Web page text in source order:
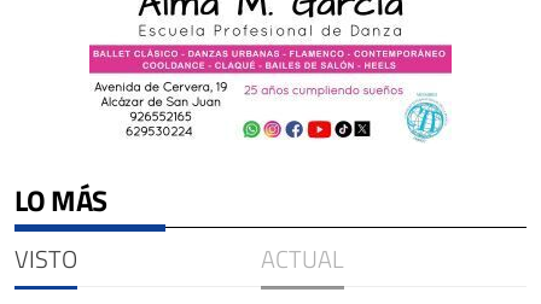
LO MÁS
VISTO ACTUAL